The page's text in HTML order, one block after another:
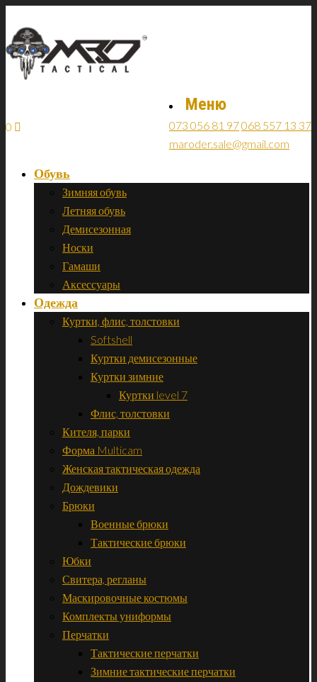
Меню
073 056 81 97068 557 13 37
maroder.sale@gmail.com
Обувь
Зимняя обувь
Летняя обувь
Демисезонная
Носки
Гамаши
Аксессуары
Одежда
Куртки, флис, толстовки
Softshell
Куртки демисезонные
Куртки зимние
Куртки level 7
Флис, толстовки
Кителя, парки
Форма Multicam
Женская тактическая одежда
Дождевики
Брюки
Военные брюки
Тактические брюки
Юбки
Свитера, регланы
Маскировочные костюмы
Комплекты униформы
Перчатки
Тактические перчатки
Зимние тактические перчатки
0